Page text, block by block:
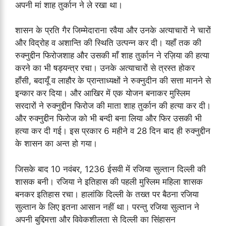
अपनी मां शाह तुर्कान ने ले रखा था।
शासन के प्रति गैर जिम्मेदाराना रवैया और उनके अत्याचारों ने चारों
और विद्रोह व अशान्ति की स्थिति उत्पन्न कर दी। यहाँ तक की
रुक्नुद्दीन फिरोजशाह और उसकी माँ शाह तुर्कान ने रज़िया की हत्या
करने का भी षड्यन्त्र रचा। उनके अत्याचारों से त्रस्त होकर
हाँसी, बदायूँ व लाहौर के प्रान्ताध्यक्षों ने रुक्नुदीन की सत्ता मानने से
इन्कार कर दिया। और आखिर में एक योजन बनाकर मुस्लिम
सरदारों ने रुक्नुद्दीन फिरोज की माता शाह तुर्कान की हत्या कर दी।
और रुक्नुद्दीन फिरोज को भी बन्दी बना लिया और फिर उसकी भी
हत्या कर दी गई। इस प्रकार 6 महीने व 28 दिन बाद ही रुक्नुद्दीन
के शासन का अन्त हो गया।
जिसके बाद 10 नवंबर, 1236 ईसवी में रजिया सुल्तान दिल्ली की
शासक बनी। रजिया ने इतिहास की पहली मुस्लिम महिला शासक
बनकर इतिहास रचा। हालांकि दिल्ली के तख्त पर बैठना रजिया
सुल्तान के लिए इतना आसान नहीं था। परन्तु रजिया सुल्तान ने
अपनी बुद्दिमत्ता और विवेकशीलता से दिल्ली का सिंहासन